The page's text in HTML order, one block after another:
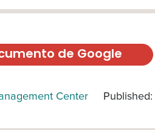
de Google
Center